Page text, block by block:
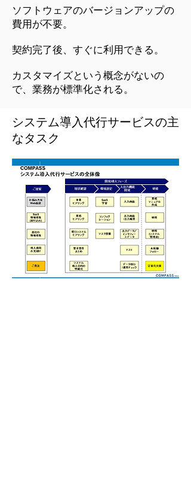
ソフトウェアのバージョンアップの
費用が不要。
契約完了後、すぐに利用できる。
カスタマイズという概念がないの
で、業務が標準化される。
​システム導入代行サービスの主
なタスク